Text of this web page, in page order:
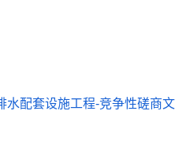
水配套设施工程-竞争性磋商